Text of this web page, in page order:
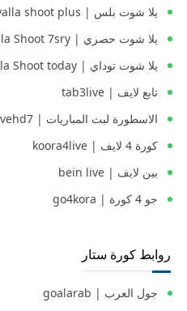
يلا شوت بلس | yalla shoot plus
يلا شوت حصري | Yalla Shoot 7sry
يلا شوت توداي | Yalla Shoot today
تابع لايف | tab3live
الاسطورة لبث المباريات | livehd7
كورة 4 لايف | koora4live
بين لايف | bein live
جو 4 كورة | go4kora
روابط كورة ستار
جول العرب | goalarab